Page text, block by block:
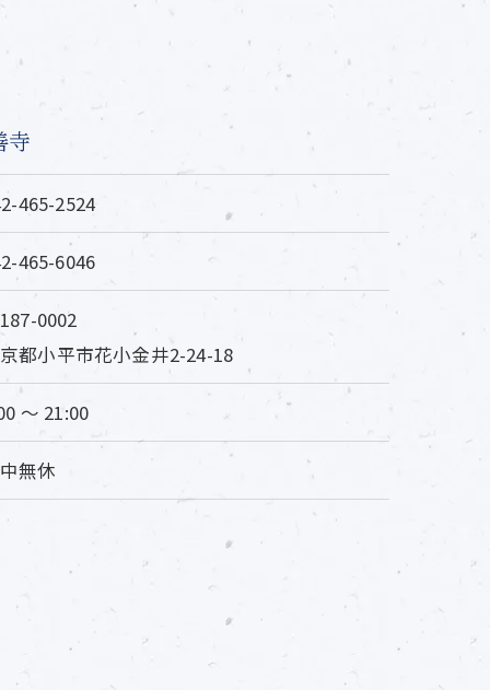
寺
465-2524
465-6046
0002
都小平市花小金井2-24-18
〜 21:00
無休